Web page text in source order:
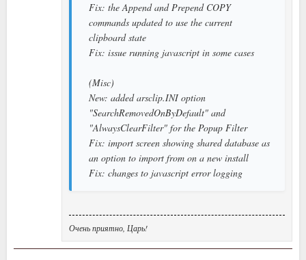
Fix: the Append and Prepend COPY
commands updated to use the current
clipboard state
Fix: issue running javascript in some cases
(Misc)
New: added arsclip.INI option
"SearchRemovedOnByDefault" and
"AlwaysClearFilter" for the Popup Filter
Fix: import screen showing shared database as
an option to import from on a new install
Fix: changes to javascript error logging
Очень приятно, Царь!